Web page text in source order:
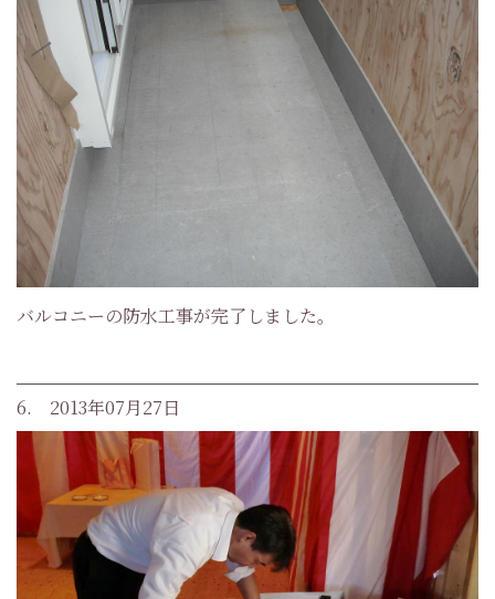
バルコニーの防水工事が完了しました。
6. 2013年07月27日